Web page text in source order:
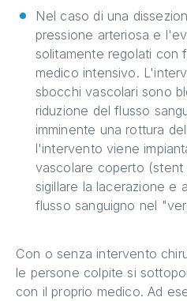
Nel caso di una
pressione arteriosa e
solitamente regolati con
medico intensivo.
sbocchi vascolari sono
riduzione del flusso
imminente una rottura
l'intervento viene
vascolare coperto
sigillare la lacerazione e
flusso sanguigno nel
Con o senza intervento
le persone colpite si
con il proprio medico. Ad